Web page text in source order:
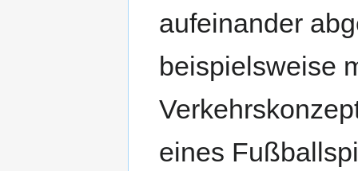
aufeinander
beispielsweise
eines